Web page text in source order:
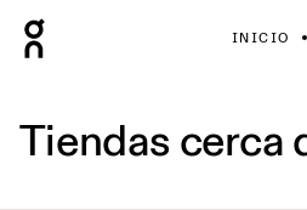
INICIO
Tiendas cerca